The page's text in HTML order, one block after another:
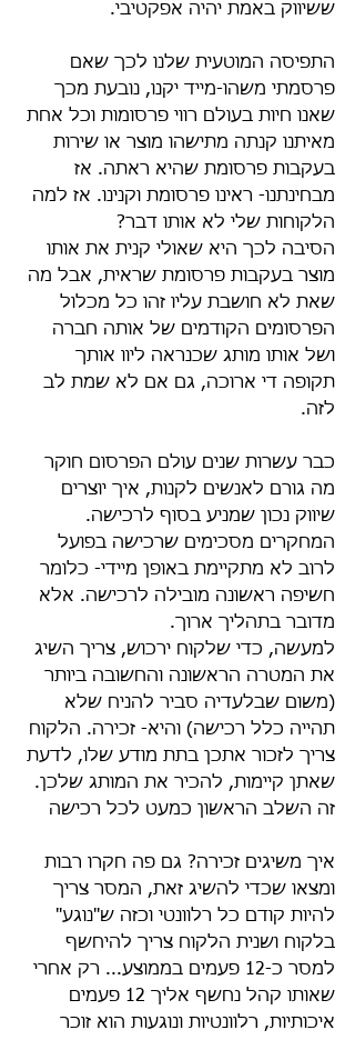
ששיווק באמת יהיה אפקטיבי.
התפיסה המוטעית שלנו לכך שאם
פרסמתי משהו-מייד יקנו, נובעת מכך
שאנו חיות בעולם רווי פרסומות וכל אחת
מאיתנו קנתה מתישהו מוצר או שירות
בעקבות פרסומת שהיא ראתה. אז
מבחינתנו- ראינו פרסומת וקנינו. אז למה
הלקוחות שלי לא אותו דבר?
הסיבה לכך היא שאולי קנית את אותו
מוצר בעקבות פרסומת שראית, אבל מה
שאת לא חושבת עליו זהו כל מכלול
הפרסומים הקודמים של אותה חברה
ושל אותו מותג שכנראה ליוו אותך
תקופה די ארוכה, גם אם לא שמת לב
לזה.
כבר עשרות שנים עולם הפרסום חוקר
מה גורם לאנשים לקנות, איך יוצרים
שיווק נכון שמניע בסוף לרכישה.
המחקרים מסכימים שרכישה בפועל
לרוב לא מתקיימת באופן מיידי- כלומר
חשיפה ראשונה מובילה לרכישה. אלא
מדובר בתהליך ארוך.
למעשה, כדי שלקוח ירכוש, צריך השיג
את המטרה הראשונה והחשובה ביותר
(משום שבלעדיה סביר להניח שלא
תהייה כלל רכישה) והיא- זכירה. הלקוח
צריך לזכור אתכן בתת מודע שלו, לדעת
שאתן קיימות, להכיר את המותג שלכן.
זה השלב הראשון כמעט לכל רכישה
איך משיגים זכירה? גם פה חקרו רבות
ומצאו שכדי להשיג זאת, המסר צריך
להיות קודם כל רלוונטי וכזה ש"נוגע"
בלקוח ושנית הלקוח צריך להיחשף
למסר כ-12 פעמים בממוצע... רק אחרי
שאותו קהל נחשף אליך 12 פעמים
איכותיות, רלוונטיות ונוגעות הוא זוכר